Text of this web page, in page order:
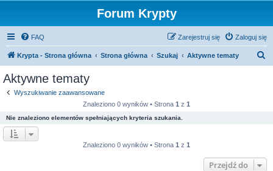
Forum Krypty
FAQ Zaloguj się
Zarejestruj się
Krypta - Strona główna Strona główna Szukaj Aktywne tematy
Aktywne tematy
Wyszukiwanie zaawansowane
Znaleziono 0 wyników • Strona 1 z 1
Nie znaleziono elementów spełniających kryteria szukania.
Znaleziono 0 wyników • Strona 1 z 1
Przejdź do